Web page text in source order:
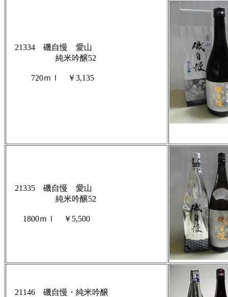
21334 磯自慢 愛山
純米吟醸52
720ｍｌ ￥3,135
21335 磯自慢 愛山
純米吟醸52
1800ｍｌ ￥5,500
21146 磯自慢・純米吟醸